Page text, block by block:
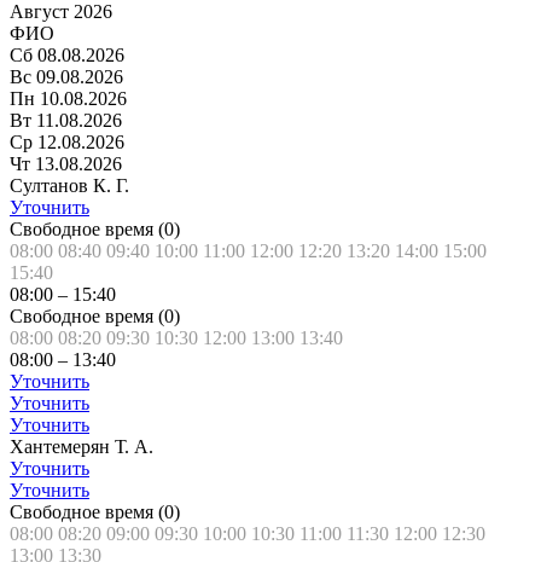
Август 2026
ФИО
Сб 08.08.2026
Вс 09.08.2026
Пн 10.08.2026
Вт 11.08.2026
Ср 12.08.2026
Чт 13.08.2026
Султанов К. Г.
Уточнить
Свободное время (0)
08:00 08:40 09:40 10:00 11:00 12:00 12:20 13:20 14:00 15:00
15:40
08:00 – 15:40
Свободное время (0)
08:00 08:20 09:30 10:30 12:00 13:00 13:40
08:00 – 13:40
Уточнить
Уточнить
Уточнить
Хантемерян Т. А.
Уточнить
Уточнить
Свободное время (0)
08:00 08:20 09:00 09:30 10:00 10:30 11:00 11:30 12:00 12:30
13:00 13:30